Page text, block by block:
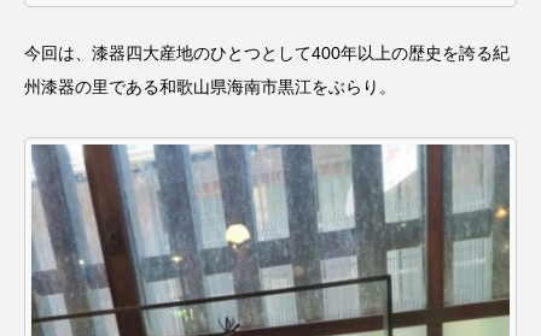
DEPARTURES FACES PLACES
HAMNET HERE 時を越えて HONEY
HONEY FM IT’S OKAY！ J-POP
JAZZ KADOKAWA KDDI
LATE SHIFT Let's 追求 The 牛肉
今回は、漆器四大産地のひとつとして400年以上の歴史を誇る紀
州漆器の里である和歌山県海南市黒江をぶらり。